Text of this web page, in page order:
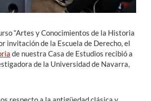
“Artes y Conocimientos de la Historia
invitación de la Escuela de Derecho, el
de nuestra Casa de Estudios recibió a
de la Universidad de Navarra,